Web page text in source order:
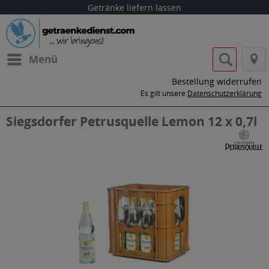
Getränke liefern lassen
Menü
Bestellung widerrufen
Es gilt unsere Datenschutzerklärung
Siegsdorfer Petrusquelle Lemon 12 x 0,7l